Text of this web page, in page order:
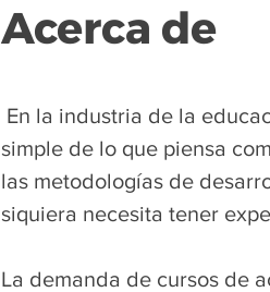
Acerca de
En la industria de la
simple de lo que piensa
las metodologías de
siquiera necesita tener
La demanda de cursos de